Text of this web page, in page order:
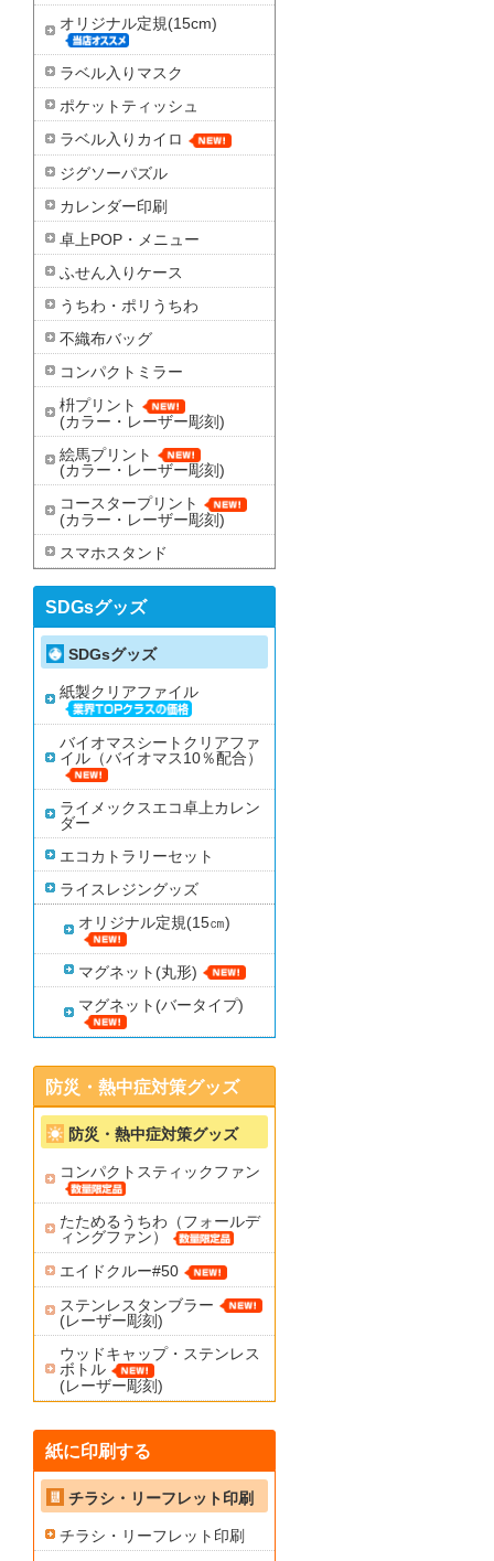
オリジナル定規(15cm)
ラベル入りマスク
ポケットティッシュ
ラベル入りカイロ
ジグソーパズル
カレンダー印刷
卓上POP・メニュー
ふせん入りケース
うちわ・ポリうちわ
不織布バッグ
コンパクトミラー
枡プリント
(カラー・レーザー彫刻)
絵馬プリント
(カラー・レーザー彫刻)
コースタープリント
(カラー・レーザー彫刻)
スマホスタンド
SDGsグッズ
SDGsグッズ
紙製クリアファイル
バイオマスシートクリアファ
イル（バイオマス10％配合）
ライメックスエコ卓上カレン
ダー
エコカトラリーセット
ライスレジングッズ
オリジナル定規(15㎝)
マグネット(丸形)
マグネット(バータイプ)
防災・熱中症対策グッズ
防災・熱中症対策グッズ
コンパクトスティックファン
たためるうちわ（フォールデ
ィングファン）
エイドクルー#50
ステンレスタンブラー
(レーザー彫刻)
ウッドキャップ・ステンレス
ボトル
(レーザー彫刻)
紙に印刷する
チラシ・リーフレット印刷
チラシ・リーフレット印刷